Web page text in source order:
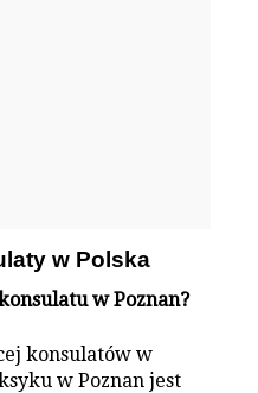
w Polska
w Poznan?
konsulatów w
w Poznan jest